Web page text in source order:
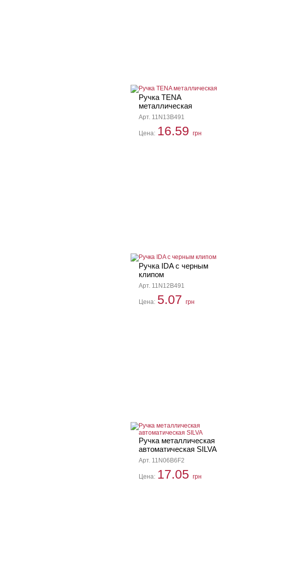
Ручка TENA
металлическая
Арт. 11N13B491
Цена: 16.59 грн
Ручка IDA с черным
клипом
Арт. 11N12B491
Цена: 5.07 грн
Ручка металлическая
автоматическая SILVA
Арт. 11N06B6F2
Цена: 17.05 грн